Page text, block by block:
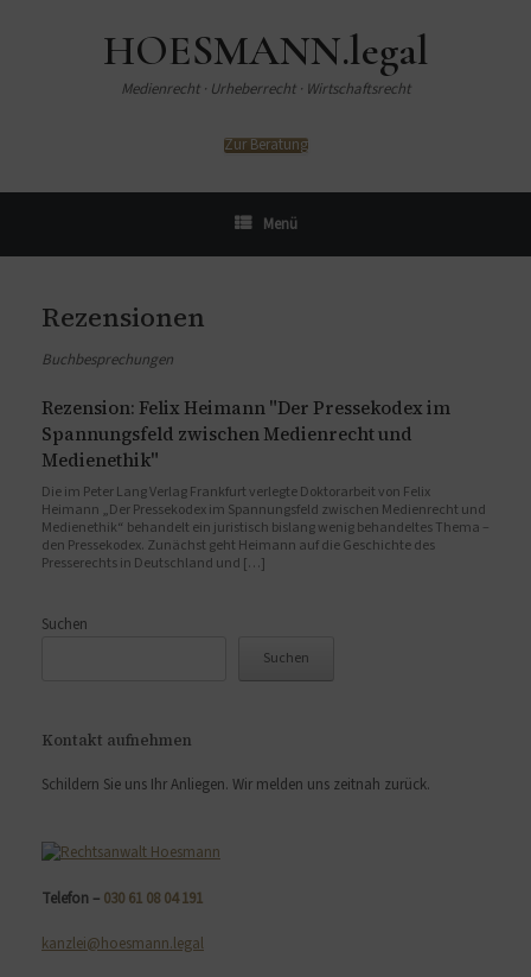
HOESMANN.legal
Medienrecht · Urheberrecht · Wirtschaftsrecht
Zur Beratung
Menü
Rezensionen
Buchbesprechungen
Rezension: Felix Heimann "Der Pressekodex im
Spannungsfeld zwischen Medienrecht und
Medienethik"
Die im Peter Lang Verlag Frankfurt verlegte Doktorarbeit von Felix
Heimann „Der Pressekodex im Spannungsfeld zwischen Medienrecht und
Medienethik“ behandelt ein juristisch bislang wenig behandeltes Thema –
den Pressekodex. Zunächst geht Heimann auf die Geschichte des
Presserechts in Deutschland und […]
Suchen
Suchen
Kontakt aufnehmen
Schildern Sie uns Ihr Anliegen. Wir melden uns zeitnah zurück.
Telefon – 030 61 08 04 191
kanzlei@hoesmann.legal